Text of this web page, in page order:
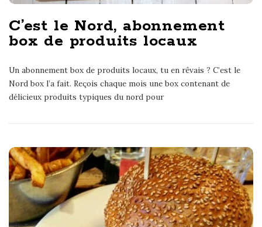
C’est le Nord, abonnement
box de produits locaux
Un abonnement box de produits locaux, tu en rêvais ? C’est le
Nord box l’a fait. Reçois chaque mois une box contenant de
délicieux produits typiques du nord pour